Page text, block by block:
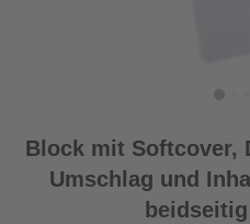
Block mit Softcover,
Umschlag und